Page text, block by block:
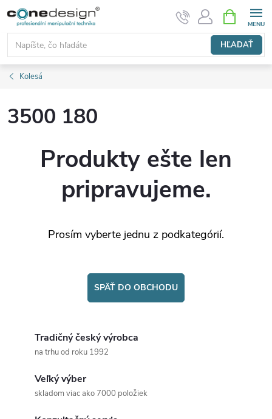
Prejsť
obsah
HĽADAŤ
KOŠÍK
Kolesá
3500 180
Produkty ešte len
pripravujeme.
Prosím vyberte jednu z podkategórií.
SPÄŤ DO OBCHODU
Tradičný český výrobca
na trhu od roku 1992
Veľký výber
skladom viac ako 7000 položiek